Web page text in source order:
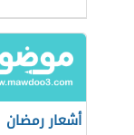
أشعار رمضان